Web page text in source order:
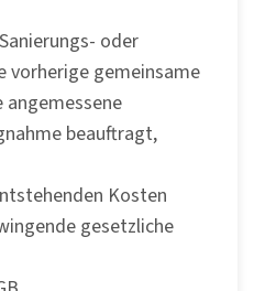
oder
vorherige gemeinsame
beauftragt,
Kosten
gesetzliche